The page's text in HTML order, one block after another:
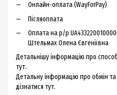
Онлайн-оплата (WayForPay)
Післяоплата
Оплата на р/р
Штельмах Олена Євгеніївна
Детальнішу інформацію про
тут.
Детальну інформацію про обмін
дізнатися тут.